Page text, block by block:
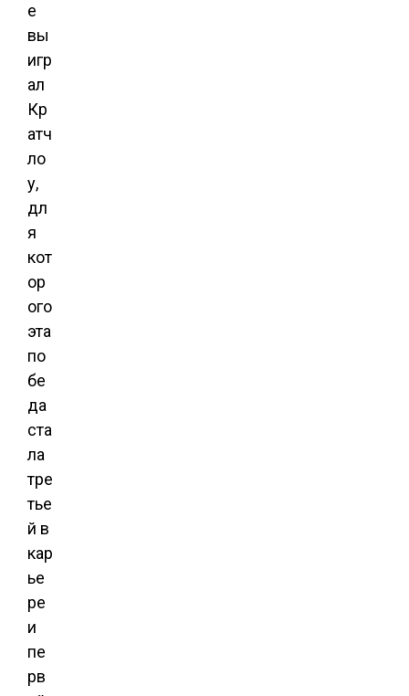
е
вы
игр
ал
Кр
атч
ло
у,
дл
я
кот
ор
ого
эта
по
бе
да
ста
ла
тре
тье
й в
кар
ье
ре
и
пе
рв